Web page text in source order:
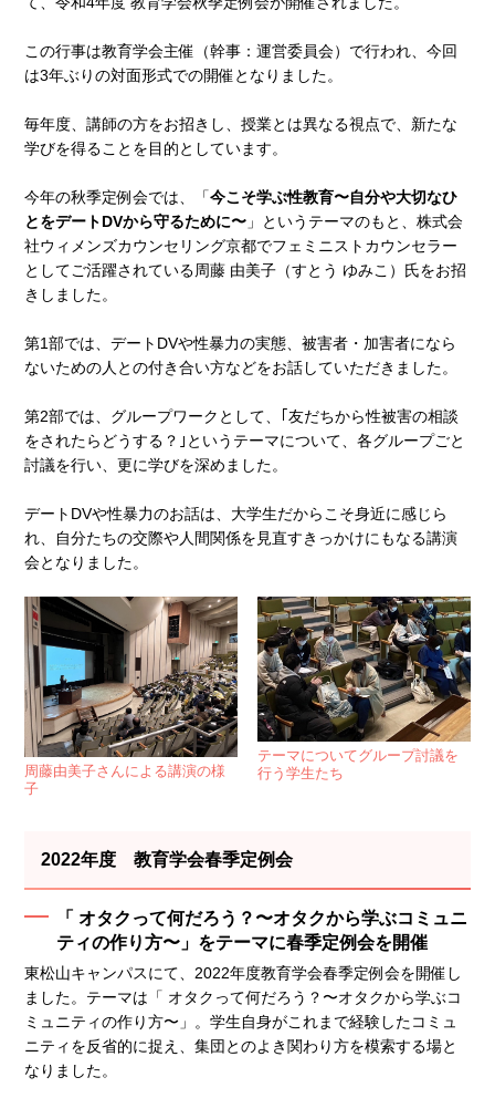
この行事は教育学会主催（幹事：運営委員会）で行われ、今回
は3年ぶりの対面形式での開催となりました。
毎年度、講師の方をお招きし、授業とは異なる視点で、新たな
学びを得ることを目的としています。
今年の秋季定例会では、「今こそ学ぶ性教育〜自分や大切なひ
とをデートDVから守るために〜 」というテーマのもと、株式会
社ウィメンズカウンセリング京都でフェミニストカウンセラー
としてご活躍されている周藤 由美子（すとう ゆみこ）氏をお招
きしました。
第1部では、デートDVや性暴力の実態、被害者・加害者になら
ないための人との付き合い方などをお話していただきました。
第2部では、グループワークとして、｢友だちから性被害の相談
をされたらどうする？｣というテーマについて、各グループごと
討議を行い、更に学びを深めました。
デートDVや性暴力のお話は、大学生だからこそ身近に感じら
れ、自分たちの交際や人間関係を見直すきっかけにもなる講演
会となりました。
周藤由美子さんによる講演の様
子
テーマについてグループ討議を
行う学生たち
2022年度 教育学会春季定例会
「 オタクって何だろう？〜オタクから学ぶコミュニ
ティの作り方〜」をテーマに春季定例会を開催
東松山キャンパスにて、2022年度教育学会春季定例会を開催し
ました。テーマは「 オタクって何だろう？〜オタクから学ぶコ
ミュニティの作り方〜」。学生自身がこれまで経験したコミュ
ニティを反省的に捉え、集団とのよき関わり方を模索する場と
なりました。